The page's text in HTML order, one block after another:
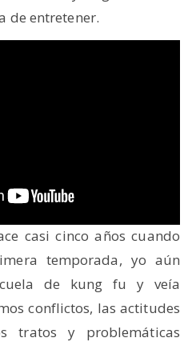
de entretener.
casi cinco años cuando
temporada, yo aún
de kung fu y veía
conflictos, las actitudes
tratos y problemáticas